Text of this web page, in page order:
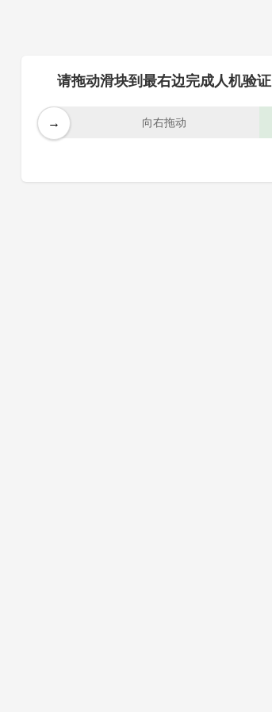
请拖动滑块到最右边完成人机验证
→ 向右拖动